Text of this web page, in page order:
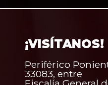
¡VISÍTANOS!
Periférico
33083, entre